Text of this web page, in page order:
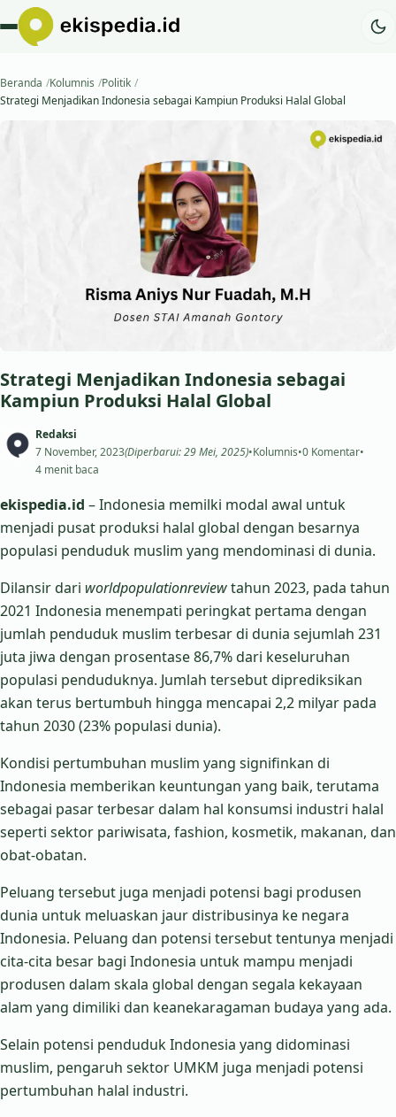
Beranda Kolumnis Politik
Strategi Menjadikan Indonesia sebagai Kampiun Produksi Halal Global
Strategi Menjadikan Indonesia sebagai
Kampiun Produksi Halal Global
Redaksi
7 November, 2023(Diperbarui: 29 Mei, 2025)•Kolumnis•0 Komentar•
4 menit baca
ekispedia.id – Indonesia memilki modal awal untuk
menjadi pusat produksi halal global dengan besarnya
populasi penduduk muslim yang mendominasi di dunia.
Dilansir dari worldpopulationreviewtahun 2023, pada tahun
2021 Indonesia menempati peringkat pertama dengan
jumlah penduduk muslim terbesar di dunia sejumlah 231
juta jiwa dengan prosentase 86,7% dari keseluruhan
populasi penduduknya. Jumlah tersebut diprediksikan
akan terus bertumbuh hingga mencapai 2,2 milyar pada
tahun 2030 (23% populasi dunia).
Kondisi pertumbuhan muslim yang signifinkan di
Indonesia memberikan keuntungan yang baik, terutama
sebagai pasar terbesar dalam hal konsumsi industri halal
seperti sektor pariwisata, fashion, kosmetik, makanan, dan
obat-obatan.
Peluang tersebut juga menjadi potensi bagi produsen
dunia untuk meluaskan jaur distribusinya ke negara
Indonesia. Peluang dan potensi tersebut tentunya menjadi
cita-cita besar bagi Indonesia untuk mampu menjadi
produsen dalam skala global dengan segala kekayaan
alam yang dimiliki dan keanekaragaman budaya yang ada.
Selain potensi penduduk Indonesia yang didominasi
muslim, pengaruh sektor UMKM juga menjadi potensi
pertumbuhan halal industri.